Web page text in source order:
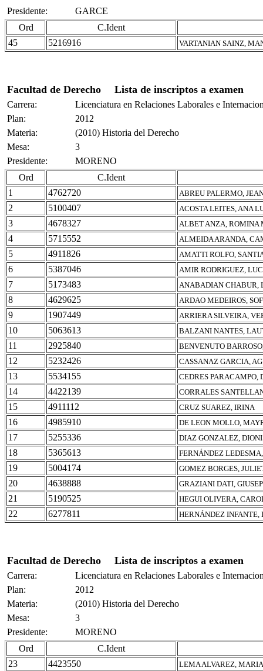
Presidente:
GARCE
Ord
C.Ident
45
5216916 VARTANIAN SAINZ,
Facultad de Derecho Lista de inscriptos a examen
Carrera:
Licenciatura en Relaciones Laborales e
Plan:
2012
Materia:
(2010) Historia del Derecho
Mesa:
3
Presidente:
MORENO
Ord
C.Ident
1
4762720 ABREU PALERMO,
2 5100407 ACOSTA LEITES, ANA
3 4678327 ALBET ANZA, ROMINA
4 5715552 ALMEIDA ARANDA,
5 4911826 AMATTI ROLFO,
6 5387046 AMIR RODRIGUEZ,
7 5173483 ANABADIAN CHABUR,
8 4629625 ARDAO MEDEIROS,
9 1907449 ARRIERA SILVEIRA,
10 5063613 BALZANI NANTES,
11 2925840 BENVENUTO
12 5232426 CASSANAZ GARCIA,
13 5534155 CEDRES PARACAMPO,
14 4422139 CORRALES
15 4911112 CRUZ SUAREZ, IRINA
16 4985910 DE LEON MOLLO,
17 5255336 DIAZ GONZALEZ,
18 5365613 FERNÁNDEZ
19 5004174 GOMEZ BORGES,
20 4638888 GRAZIANI DATI,
21 5190525 HEGUI OLIVERA,
22 6277811 HERNÁNDEZ INFANTE,
Facultad de Derecho Lista de inscriptos a examen
Carrera:
Licenciatura en Relaciones Laborales e
Plan:
2012
Materia:
(2010) Historia del Derecho
Mesa:
3
Presidente:
MORENO
Ord
C.Ident
23
4423550 LEMA ALVAREZ,